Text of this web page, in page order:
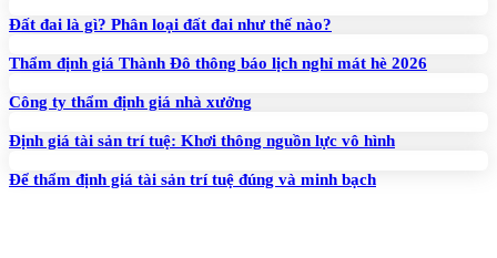
Đất đai là gì? Phân loại đất đai như thế nào?
Thẩm định giá Thành Đô thông báo lịch nghỉ mát hè 2026
Công ty thẩm định giá nhà xưởng
Định giá tài sản trí tuệ: Khơi thông nguồn lực vô hình
Để thẩm định giá tài sản trí tuệ đúng và minh bạch